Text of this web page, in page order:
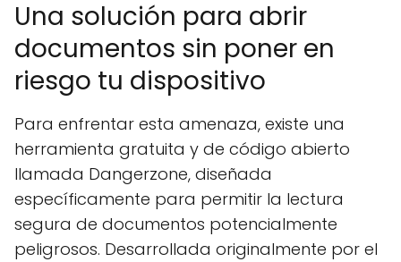
Una solución para abrir
documentos sin poner en
riesgo tu dispositivo
Para enfrentar esta amenaza, existe una
herramienta gratuita y de código abierto
llamada Dangerzone, diseñada
específicamente para permitir la lectura
segura de documentos potencialmente
peligrosos. Desarrollada originalmente por el